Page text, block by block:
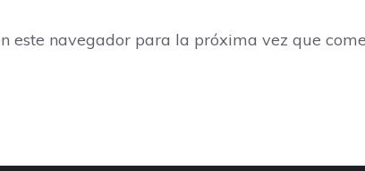
este navegador para la próxima vez que